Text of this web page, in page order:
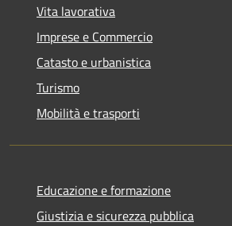
Vita lavorativa
Imprese e Commercio
Catasto e urbanistica
Turismo
Mobilità e trasporti
Educazione e formazione
Giustizia e sicurezza pubblica